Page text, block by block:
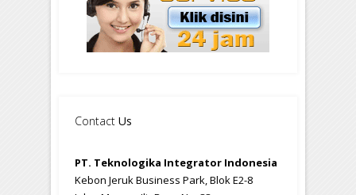
Contact Us
PT. Teknologika Integrator Indonesia
Kebon Jeruk Business Park, Blok E2-8